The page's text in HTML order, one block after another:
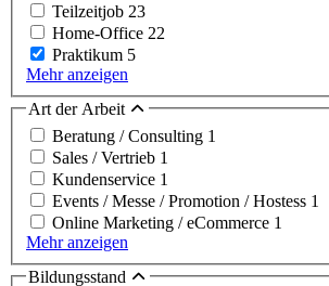
Teilzeitjob 23
Home-Office 22
Praktikum 5
Mehr anzeigen
Art der Arbeit
Beratung / Consulting 1
Sales / Vertrieb 1
Kundenservice 1
Events / Messe / Promotion / Hostess 1
Online Marketing / eCommerce 1
Mehr anzeigen
Bildungsstand